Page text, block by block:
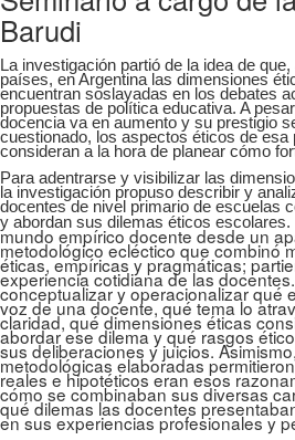
Barudi
La investigación partió de la idea de
países, en Argentina las dimensiones
encuentran soslayadas en los debates
propuestas de política educativa. A
docencia va en aumento y su prestigio
cuestionado, los aspectos éticos de esa
consideran a la hora de planear cómo
Para adentrarse y visibilizar las
la investigación propuso describir y
docentes de nivel primario de escuelas
y abordan sus dilemas éticos escolares.
mundo empírico docente desde un
metodológico ecléctico que combinó
éticas, empíricas y pragmáticas;
experiencia cotidiana de las
conceptualizar y operacionalizar qué
voz de una docente, qué tema lo
claridad, qué dimensiones éticas
abordar ese dilema y qué rasgos
sus deliberaciones y juicios.
metodológicas elaboradas
reales e hipotéticos eran esos
cómo se combinaban sus diversas
qué dilemas las docentes
en sus experiencias profesionales y